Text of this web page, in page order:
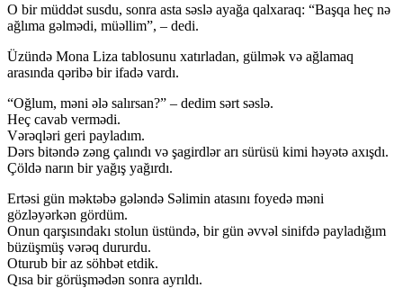
O bir müddət susdu, sonra asta səslə ayağa qalxaraq: “Başqa heç nə
ağlıma gəlmədi, müəllim”, – dedi.
Üzündə Mona Liza tablosunu xatırladan, gülmək və ağlamaq
arasında qəribə bir ifadə vardı.
“Oğlum, məni ələ salırsan?” – dedim sərt səslə.
Heç cavab vermədi.
Vərəqləri geri payladım.
Dərs bitəndə zəng çalındı və şagirdlər arı sürüsü kimi həyətə axışdı.
Çöldə narın bir yağış yağırdı.
Ertəsi gün məktəbə gələndə Səlimin atasını foyedə məni
gözləyərkən gördüm.
Onun qarşısındakı stolun üstündə, bir gün əvvəl sinifdə payladığım
büzüşmüş vərəq dururdu.
Oturub bir az söhbət etdik.
Qısa bir görüşmədən sonra ayrıldı.